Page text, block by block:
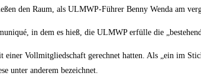
den Raum, als ULMWP-Führer Benny Wenda am
in dem es hieß, die ULMWP erfülle die
Vollmitgliedschaft gerechnet hatten. Als „ein im
unter anderem bezeichnet.